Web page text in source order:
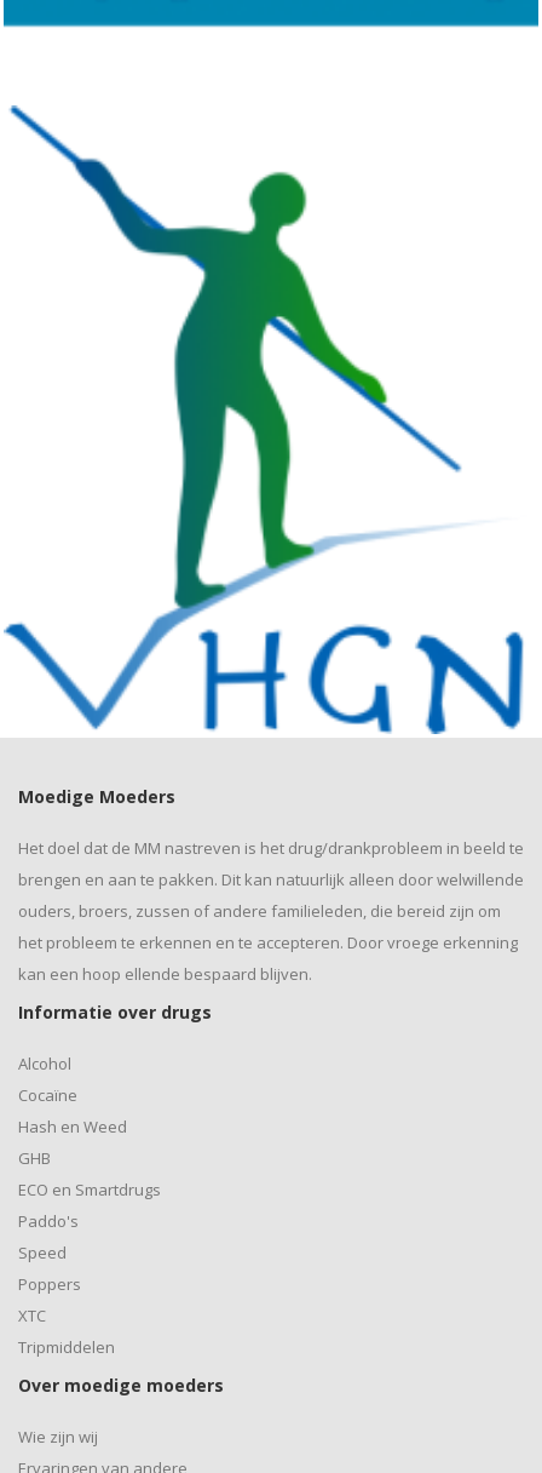
Moedige Moeders
Het doel dat de MM nastreven is het drug/drankprobleem in beeld te
brengen en aan te pakken. Dit kan natuurlijk alleen door welwillende
ouders, broers, zussen of andere familieleden, die bereid zijn om
het probleem te erkennen en te accepteren. Door vroege erkenning
kan een hoop ellende bespaard blijven.
Informatie over drugs
Alcohol
Cocaïne
Hash en Weed
GHB
ECO en Smartdrugs
Paddo's
Speed
Poppers
XTC
Tripmiddelen
Over moedige moeders
Wie zijn wij
Ervaringen van andere